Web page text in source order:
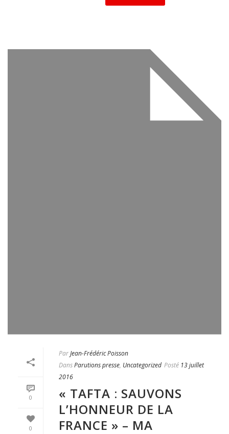
0
0
ParJean-Frédéric Poisson
DansParutions presse, Uncategorized Posté 13 juillet
2016
« TAFTA : SAUVONS
L’HONNEUR DE LA
FRANCE » – MA